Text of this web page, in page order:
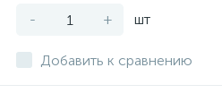
- + шт
Добавить к сравнению